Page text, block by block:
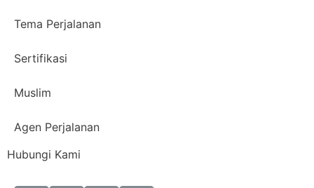
Tema Perjalanan
Sertifikasi
Muslim
Agen Perjalanan
Hubungi Kami